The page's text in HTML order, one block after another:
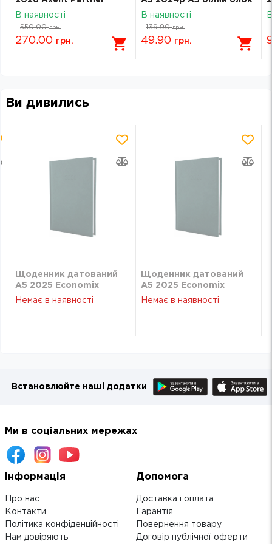
Mellow 145х210 Dream
В наявності
550.00 грн.
270.00 грн.
Аркуш Полуниці 1В2799
В наявності
139.90 грн.
49.90 грн.
Ви дивились
Щоденник датований
А5 2025 Economix
Algora темно-зелений
Немає в наявності
Щоденник датований
А5 2025 Economix
Algora темно-зелений
Немає в наявності
Встановлюйте наші додатки
Ми в соціальних мережах
Інформація
Про нас
Контакти
Політика конфіденційності
Нам довіряють
Допомога
Доставка і оплата
Гарантія
Повернення товару
Договір публічної оферти